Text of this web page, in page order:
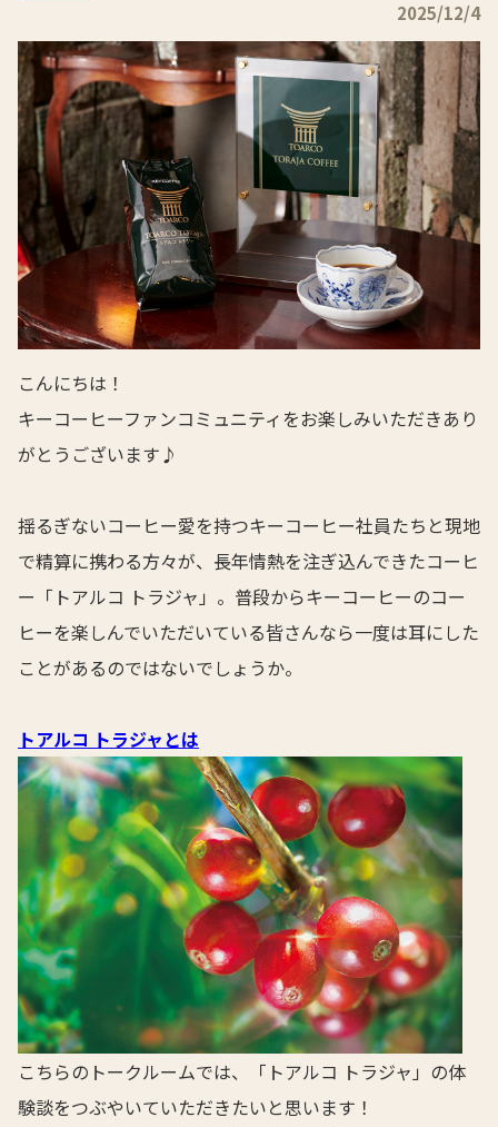
2025/12/4
こんにちは！
キーコーヒーファンコミュニティをお楽しみいただきあり
がとうございます♪
揺るぎないコーヒー愛を持つキーコーヒー社員たちと現地
で精算に携わる方々が、長年情熱を注ぎ込んできたコーヒ
ー「トアルコ トラジャ」。普段からキーコーヒーのコー
ヒーを楽しんでいただいている皆さんなら一度は耳にした
ことがあるのではないでしょうか。
トアルコ トラジャとは
こちらのトークルームでは、「トアルコ トラジャ」の体
験談をつぶやいていただきたいと思います！